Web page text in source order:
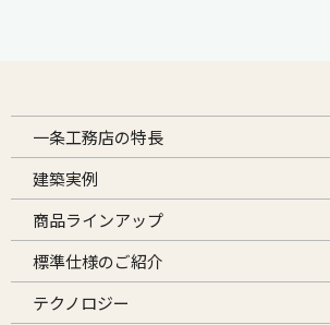
一条工務店の特長
建築実例
商品ラインアップ
標準仕様のご紹介
テクノロジー